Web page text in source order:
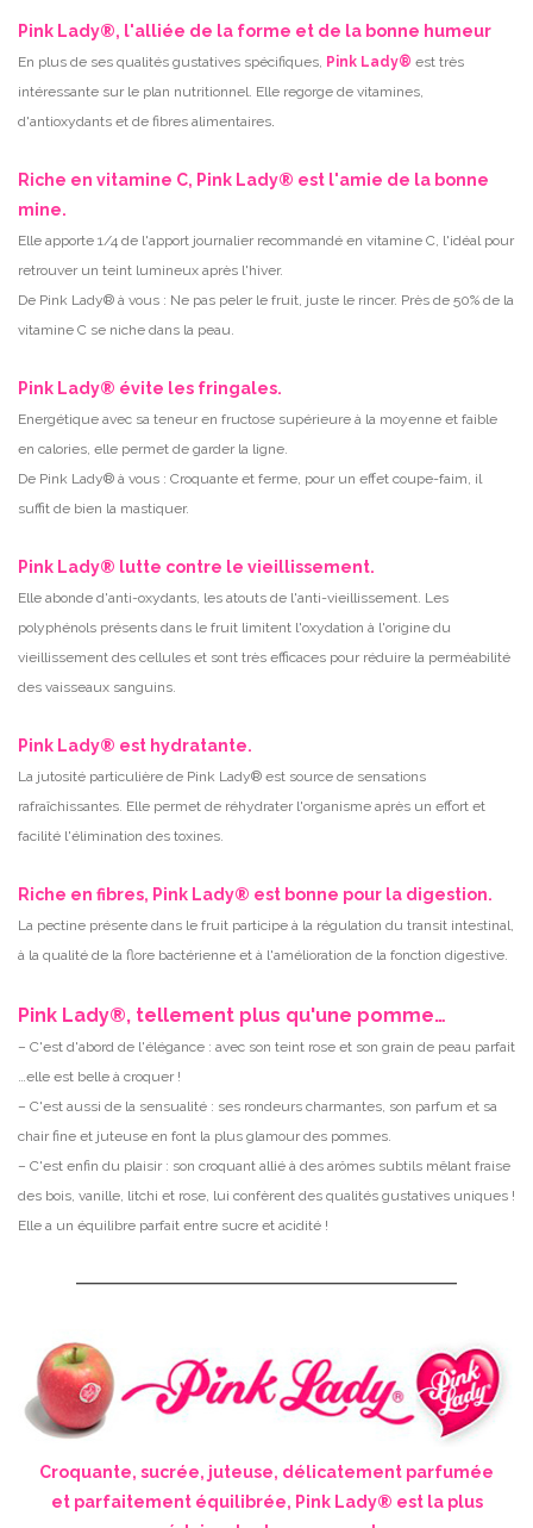
Pink Lady®, l'alliée de la forme et de la bonne humeur
En plus de ses qualités gustatives spécifiques, Pink Lady® est très
intéressante sur le plan nutritionnel. Elle regorge de vitamines,
d'antioxydants et de fibres alimentaires.
Riche en vitamine C, Pink Lady® est l'amie de la bonne
mine.
Elle apporte 1/4 de l'apport journalier recommandé en vitamine C, l'idéal pour
retrouver un teint lumineux après l'hiver.
De Pink Lady® à vous : Ne pas peler le fruit, juste le rincer. Près de 50% de la
vitamine C se niche dans la peau.
Pink Lady® évite les fringales.
Energétique avec sa teneur en fructose supérieure à la moyenne et faible
en calories, elle permet de garder la ligne.
De Pink Lady® à vous : Croquante et ferme, pour un effet coupe-faim, il
suffit de bien la mastiquer.
Pink Lady® lutte contre le vieillissement.
Elle abonde d'anti-oxydants, les atouts de l'anti-vieillissement. Les
polyphénols présents dans le fruit limitent l'oxydation à l'origine du
vieillissement des cellules et sont très efficaces pour réduire la perméabilité
des vaisseaux sanguins.
Pink Lady® est hydratante.
La jutosité particulière de Pink Lady® est source de sensations
rafraîchissantes. Elle permet de réhydrater l'organisme après un effort et
facilité l'élimination des toxines.
Riche en fibres, Pink Lady® est bonne pour la digestion.
La pectine présente dans le fruit participe à la régulation du transit intestinal,
à la qualité de la flore bactérienne et à l'amélioration de la fonction digestive.
Pink Lady®, tellement plus qu'une pomme…
– C'est d'abord de l'élégance : avec son teint rose et son grain de peau parfait
…elle est belle à croquer !
– C'est aussi de la sensualité : ses rondeurs charmantes, son parfum et sa
chair fine et juteuse en font la plus glamour des pommes.
– C'est enfin du plaisir : son croquant allié à des arômes subtils mêlant fraise
des bois, vanille, litchi et rose, lui confèrent des qualités gustatives uniques !
Elle a un équilibre parfait entre sucre et acidité !
Croquante, sucrée, juteuse, délicatement parfumée
et parfaitement équilibrée, Pink Lady® est la plus